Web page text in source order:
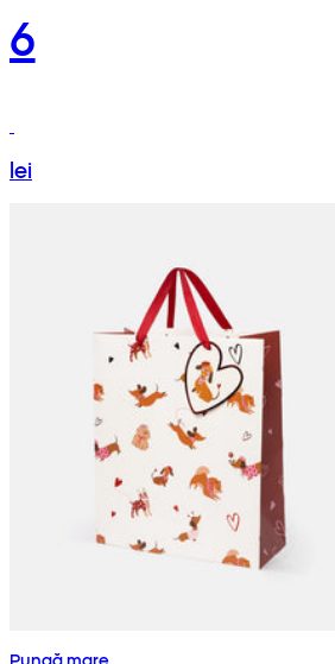
6
lei
Pungă mare